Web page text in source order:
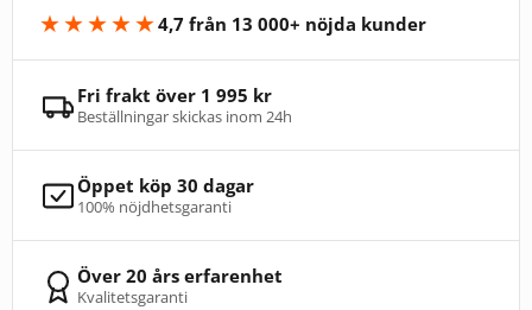
★★★★★4,7 från 13 000+ nöjda kunder
Fri frakt över 1 995 kr
Beställningar skickas inom 24h
Öppet köp 30 dagar
100% nöjdhetsgaranti
Över 20 års erfarenhet
Kvalitetsgaranti